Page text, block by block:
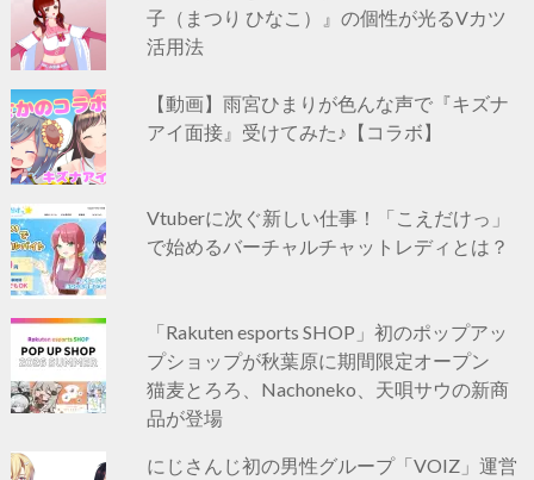
子（まつり ひなこ）』の個性が光るVカツ
活用法
【動画】雨宮ひまりが色んな声で『キズナ
アイ面接』受けてみた♪【コラボ】
Vtuberに次ぐ新しい仕事！「こえだけっ」
で始めるバーチャルチャットレディとは？
「Rakuten esports SHOP」初のポップアッ
プショップが秋葉原に期間限定オープン
猫麦とろろ、Nachoneko、天唄サウの新商
品が登場
にじさんじ初の男性グループ「VOIZ」運営